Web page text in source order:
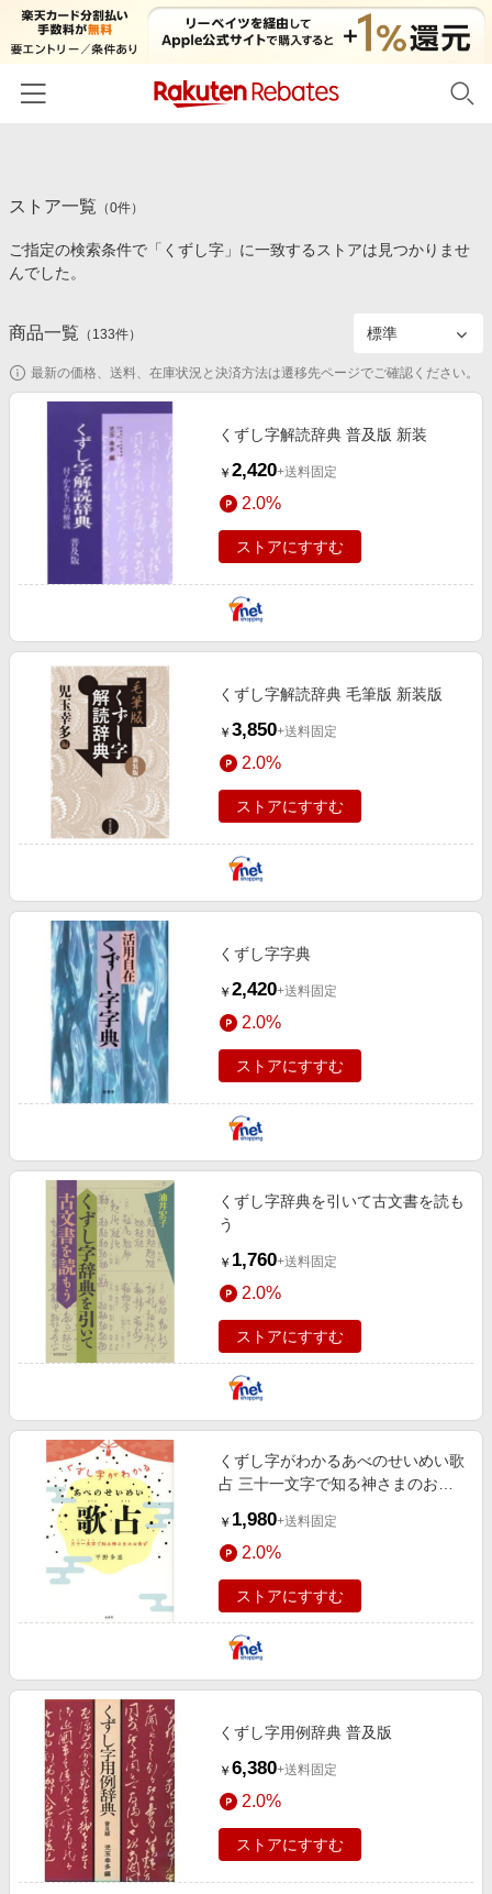
カテゴリー一覧
百貨店・総合ECモール
食品・スイーツ・お酒
コスメ・健康・医薬品
キッズ・ベビー用品
家電・PC・スマホ・カメラ
エンタメ
スポーツ・アウトドア・ゴルフ
インテリア・寝具
旅行・レジャー・ホテル予約
生活・お役立ち
金融・マネー・保険
デジタルコンテンツ
ビジネス・その他サービス
イベント一覧
初回購入者限定特典
対象ストア新規限定特典
新着ストアのご紹介
電子書籍特集
楽天ペイ導入ストア
楽天サービス特集
旅行特集
わくわく夏特集
Apple公式サイト×楽天カード分割払い
Qoo10メガポ
Samsung ボーナスキャンペーン
週末の高還元 夏の長期版
楽天IDでログイン/会員登録
ストア一覧 （0件）
ご指定の検索条件で「くずし字」に一致するストアは見つかりませ
んでした。
商品一覧 （ 133件）
最新の価格、送料、在庫状況と決済方法は遷移先ページでご確認ください。
くずし字解読辞典 普及版 新装
￥ 2,420+送料固定
2.0%
ストアにすすむ
くずし字解読辞典 毛筆版 新装版
￥ 3,850+送料固定
2.0%
ストアにすすむ
くずし字字典
￥ 2,420+送料固定
2.0%
ストアにすすむ
くずし字辞典を引いて古文書を読も
う
￥ 1,760+送料固定
2.0%
ストアにすすむ
くずし字がわかるあべのせいめい歌
占 三十一文字で知る神さまのお告
￥ 1,980+送料固定
2.0%
ストアにすすむ
くずし字用例辞典 普及版
￥ 6,380+送料固定
2.0%
ストアにすすむ